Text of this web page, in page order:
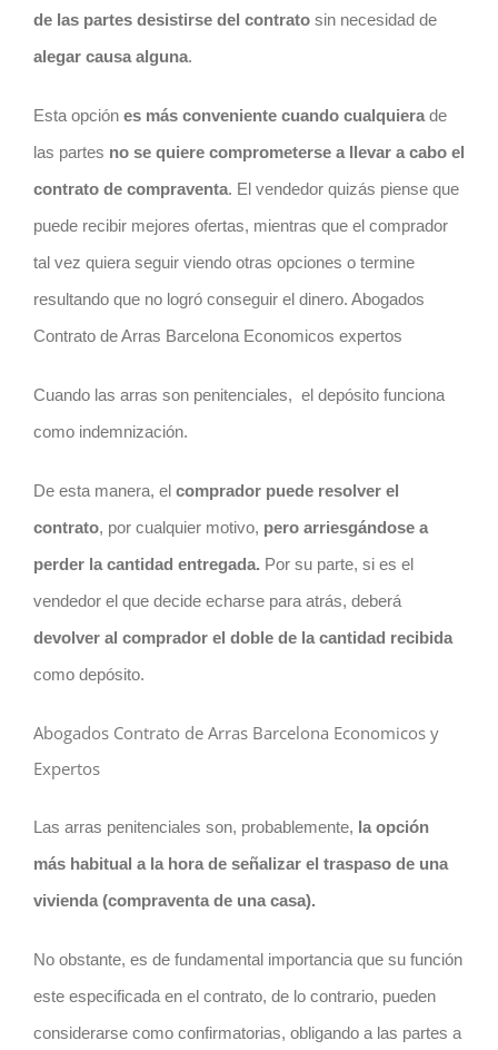
de las partes desistirse del contratosin necesidad de
alegar causa alguna.
Esta opción es más conveniente cuando cualquierade
las partes no se quiere comprometerse a llevar a cabo el
contratode compraventa. El vendedor quizás piense que
puede recibir mejores ofertas, mientras que el comprador
tal vez quiera seguir viendo otras opciones o termine
resultando que no logró conseguir el dinero. Abogados
Contrato de Arras Barcelona Economicos expertos
Cuando las arras son penitenciales, el depósito funciona
como indemnización.
De esta manera, el comprador puede resolver el
contrato, por cualquier motivo, pero arriesgándose a
perder la cantidad entregada. Por su parte, si es el
vendedor el que decide echarse para atrás, deberá
devolver al comprador el doble de la cantidad recibida
como depósito.
Abogados Contrato de Arras Barcelona Economicos y
Expertos
Las arras penitenciales son, probablemente, la opción
más habitual a la hora de señalizar el traspaso de una
vivienda (compraventa de una casa).
No obstante, es de fundamental importancia que su función
este especificada en el contrato, de lo contrario, pueden
considerarse como confirmatorias, obligando a las partes a